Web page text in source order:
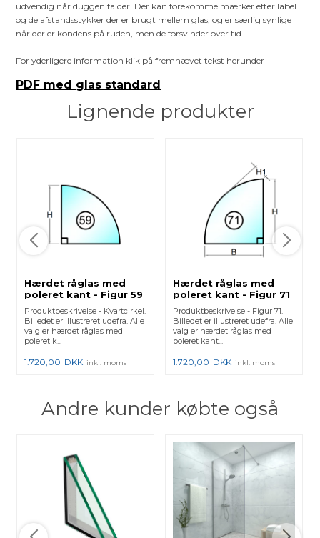
udvendig når duggen falder. Der kan forekomme mærker efter label
og de afstandsstykker der er brugt mellem glas, og er særlig synlige
når der er kondens på ruden, men de forsvinder over tid.
For yderligere information klik på fremhævet tekst herunder
PDF med glas standard
Lignende produkter
Hærdet råglas med
poleret kant - Figur 59
Produktbeskrivelse - Kvartcirkel.
Billedet er illustreret udefra. Alle
valg er hærdet råglas med
poleret k...
1.720,00 DKK inkl. moms
Hærdet råglas med
poleret kant - Figur 71
Produktbeskrivelse - Figur 71.
Billedet er illustreret udefra. Alle
valg er hærdet råglas med
poleret kant...
1.720,00 DKK inkl. moms
Andre kunder købte også